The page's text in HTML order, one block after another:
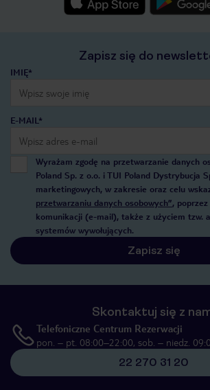
Zapisz się do
IMIĘ*
E-MAIL*
Wyrażam zgodę na przetwarzanie danych
Poland Sp. z o.o. i TUI Poland Dystrybucja
marketingowych, w zakresie oraz celu
przetwarzaniu danych osobowych”,
komunikacji (e-mail), także z użyciem tzw.
systemów wywołujących.
Zapisz się
Skontaktuj się z
Telefoniczne Centrum Rezerwacji
pon. – pt. 08:00–22:00, sob. – niedz.
22 270 31 20